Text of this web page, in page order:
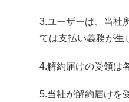
3.ユーザーは、当社
ては支払い義務が生
4.解約届けの受領は
5.当社が解約届けを